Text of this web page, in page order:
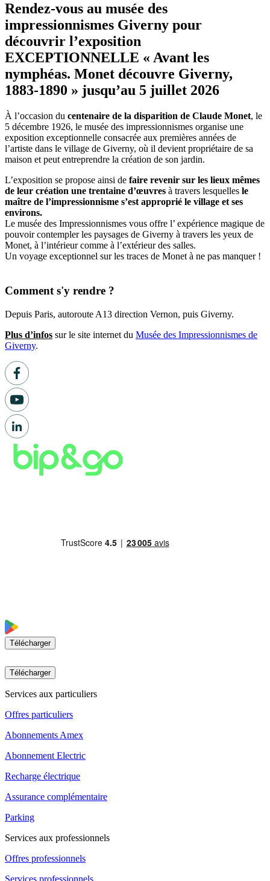
Rendez-vous au musée des
impressionnismes Giverny pour
découvrir l’exposition
EXCEPTIONNELLE « Avant les
nymphéas. Monet découvre Giverny,
1883-1890 » jusqu’au 5 juillet 2026
À l’occasion du centenaire de la disparition de Claude Monet, le
5 décembre 1926, le musée des impressionnismes organise une
exposition exceptionnelle consacrée aux premières années de
l’artiste dans le village de Giverny, où il devient propriétaire de sa
maison et peut entreprendre la création de son jardin.
L’exposition se propose ainsi de faire revenir sur les lieux mêmes
de leur création une trentaine d’œuvres à travers lesquelles le
maître de l’impressionnisme s’est approprié le village et ses
environs.
Le musée des Impressionnismes vous offre l’ expérience magique de
pouvoir contempler les paysages de Giverny à travers les yeux de
Monet, à l’intérieur comme à l’extérieur des salles.
Un voyage exceptionnel sur les traces de Monet à ne pas manquer !
Comment s'y rendre ?
Depuis Paris, autoroute A13 direction Vernon, puis Giverny.
Plus d’infos sur le site internet du Musée des Impressionnismes de
Giverny.
Télécharger
Télécharger
Services aux particuliers
Offres particuliers
Abonnements Amex
Abonnement Electric
Recharge électrique
Assurance complémentaire
Parking
Services aux professionnels
Offres professionnels
Services professionnels